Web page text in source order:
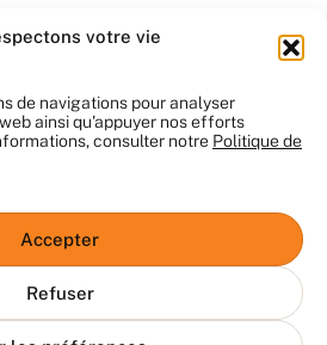
votre vie
de navigations pour analyser
ainsi qu'appuyer nos efforts
consulter notre Politique de
Accepter
Refuser
bons pros au bon moment!
respecter notre travail.
2025. Tous droits réservés
de non-responsabilité
Confidentialité
est exploitée sans aucune
immobilière, et la participation des